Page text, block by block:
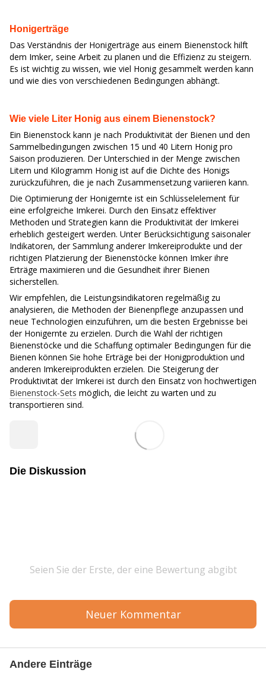
Honigerträge
Das Verständnis der Honigerträge aus einem Bienenstock hilft
dem Imker, seine Arbeit zu planen und die Effizienz zu steigern.
Es ist wichtig zu wissen, wie viel Honig gesammelt werden kann
und wie dies von verschiedenen Bedingungen abhängt.
Wie viele Liter Honig aus einem Bienenstock?
Ein Bienenstock kann je nach Produktivität der Bienen und den
Sammelbedingungen zwischen 15 und 40 Litern Honig pro
Saison produzieren. Der Unterschied in der Menge zwischen
Litern und Kilogramm Honig ist auf die Dichte des Honigs
zurückzuführen, die je nach Zusammensetzung variieren kann.
Die Optimierung der Honigernte ist ein Schlüsselelement für
eine erfolgreiche Imkerei. Durch den Einsatz effektiver
Methoden und Strategien kann die Produktivität der Imkerei
erheblich gesteigert werden. Unter Berücksichtigung saisonaler
Indikatoren, der Sammlung anderer Imkereiprodukte und der
richtigen Platzierung der Bienenstöcke können Imker ihre
Erträge maximieren und die Gesundheit ihrer Bienen
sicherstellen.
Wir empfehlen, die Leistungsindikatoren regelmäßig zu
analysieren, die Methoden der Bienenpflege anzupassen und
neue Technologien einzuführen, um die besten Ergebnisse bei
der Honigernte zu erzielen. Durch die Wahl der richtigen
Bienenstöcke und die Schaffung optimaler Bedingungen für die
Bienen können Sie hohe Erträge bei der Honigproduktion und
anderen Imkereiprodukten erzielen. Die Steigerung der
Produktivität der Imkerei ist durch den Einsatz von hochwertigen
Bienenstock-Sets möglich, die leicht zu warten und zu
transportieren sind.
Die Diskussion
Seien Sie der Erste, der eine Bewertung abgibt
Neuer Kommentar
Andere Einträge